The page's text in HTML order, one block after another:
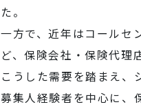
た。
一方で、近年はコールセ
ど、保険会社・保険代理
こうした需要を踏まえ、
募集人経験者を中心に、